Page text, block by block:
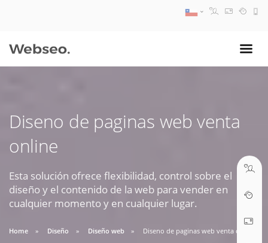
Diseno de paginas web venta
online
Esta solución ofrece flexibilidad, control sobre el
diseño y el contenido de la web para vender en
cualquier momento y en cualquier lugar.
Home Diseño Diseño web Diseno de paginas web venta online
09:30 AM A 18:30 PM
ABRIR TICKET